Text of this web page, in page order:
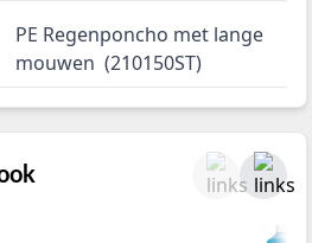
PE Regenponcho met lange
mouwen (210150ST)